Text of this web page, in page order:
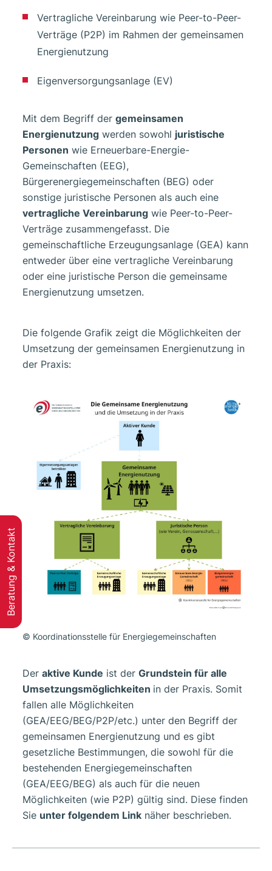
Beratung & Kontakt
Vertragliche Vereinbarung wie Peer-to-Peer-
Verträge (P2P) im Rahmen der gemeinsamen
Energienutzung
Eigenversorgungsanlage (EV)
Mit dem Begriff der gemeinsamen
Energienutzungwerden sowohl juristische
Personen wie Erneuerbare-Energie-
Gemeinschaften (EEG),
Bürgerenergiegemeinschaften (BEG) oder
sonstige juristische Personen als auch eine
vertragliche Vereinbarungwie Peer-to-Peer-
Verträge zusammengefasst. Die
gemeinschaftliche Erzeugungsanlage (GEA) kann
entweder über eine vertragliche Vereinbarung
oder eine juristische Person die gemeinsame
Energienutzung umsetzen.
Die folgende Grafik zeigt die Möglichkeiten der
Umsetzung der gemeinsamen Energienutzung in
der Praxis:
© Koordinationsstelle für Energiegemeinschaften
Der aktive Kunde ist der Grundstein für alle
Umsetzungsmöglichkeiten in der Praxis. Somit
fallen alle Möglichkeiten
(GEA/EEG/BEG/P2P/etc.) unter den Begriff der
gemeinsamen Energienutzung und es gibt
gesetzliche Bestimmungen, die sowohl für die
bestehenden Energiegemeinschaften
(GEA/EEG/BEG) als auch für die neuen
Möglichkeiten (wie P2P) gültig sind. Diese finden
Sie unter folgendem Linknäher beschrieben.